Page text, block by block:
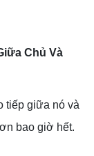
Chủ Và
tiếp giữa nó và
bao giờ hết.